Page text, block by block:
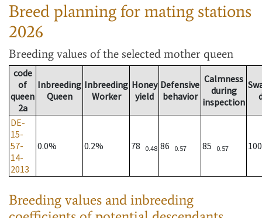
Breed planning for mating stations
2026
Breeding values of the selected mother queen
code
of
queen
2a
Inbreeding
Queen
Inbreeding
Worker
Honey
yield
Defensive
behavior
Calmness
during
inspection
DE-
15-
57-
14-
2013
0.0% 0.2% 78 0.48 86 0.57 85 0.57
Breeding values and inbreeding